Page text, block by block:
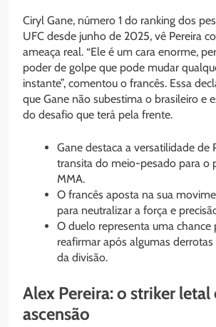
Ciryl Gane, número 1 do ranking dos
UFC desde junho de 2025, vê Pereira
ameaça real. “Ele é um cara enorme,
poder de golpe que pode mudar
instante”, comentou o francês. Essa
que Gane não subestima o brasileiro e
do desafio que terá pela frente.
Gane destaca a versatilidade de
transita do meio-pesado para o
MMA.
O francês aposta na sua
para neutralizar a força e
O duelo representa uma chance
reafirmar após algumas
da divisão.
Alex Pereira: o striker letal
ascensão